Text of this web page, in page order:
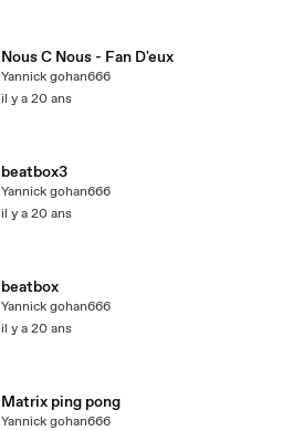
Nous C Nous - Fan D'eux
Yannick gohan666
il y a 20 ans
beatbox3
Yannick gohan666
il y a 20 ans
beatbox
Yannick gohan666
il y a 20 ans
Matrix ping pong
Yannick gohan666